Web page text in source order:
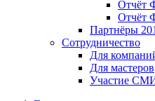
Отчёт
Отчёт
Партнёры
Сотрудничество
Для
Для мастеров
Участие